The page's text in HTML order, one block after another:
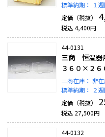
標準納期：
１
定価（税抜）
税込 4,400円
44-0131
三商 恒温器
３６０×２６
三商在庫： 非
標準納期：
２
定価（税抜）
税込 27,500円
44-0132